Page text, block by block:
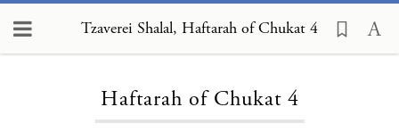
Tzaverei Shalal, Haftarah of Chukat 4
Haftarah of Chukat 4